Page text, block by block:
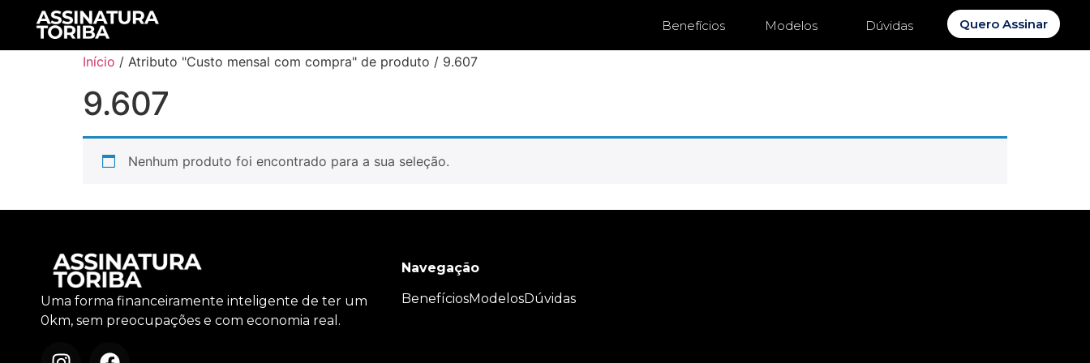
Benefícios Modelos Dúvidas Quero Assinar
Início / Atributo "Custo mensal com compra" de produto / 9.607
9.607
Nenhum produto foi encontrado para a sua seleção.
Uma forma financeiramente inteligente de ter um
0km, sem preocupações e com economia real.
Navegação
BenefíciosModelosDúvidas